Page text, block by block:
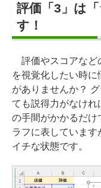
評価「3」は
す！
評価やスコアなど
を視覚化したい時に
がありませんか？
ても説得力がなけれ
の手間がかかるだけ
ラフに表していま
イチな状態です。